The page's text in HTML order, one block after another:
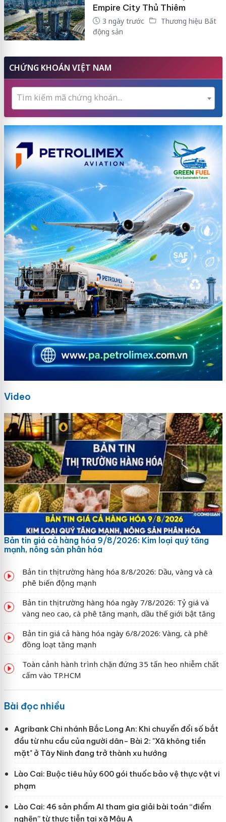
Empire City Thủ Thiêm
3 ngày trước
Thương hiệu Bất
động sản
CHỨNG KHOÁN VIỆT NAM
Tìm kiếm mã chứng khoán...
Video
Bản tin giá cả hàng hóa 9/8/2026: Kim loại quý tăng
mạnh, nông sản phân hóa
Bản tin thị trường hàng hóa 8/8/2026: Dầu, vàng và cà
phê biến động mạnh
Bản tin thị trường hàng hóa ngày 7/8/2026: Tỷ giá và
vàng neo cao, cà phê tăng mạnh, dầu thế giới bật tăng
Bản tin giá cả hàng hóa ngày 6/8/2026: Vàng, cà phê
đồng loạt tăng mạnh
Toàn cảnh hành trình chặn đứng 35 tấn heo nhiễm chất
cấm vào TP.HCM
Bài đọc nhiều
Agribank Chi nhánh Bắc Long An: Khi chuyển đổi số bắt
đầu từ nhu cầu của người dân- Bài 2: "Xã không tiền
mặt" ở Tây Ninh đang trở thành xu hướng
Lào Cai: Buộc tiêu hủy 600 gói thuốc bảo vệ thực vật vi
phạm
Lào Cai: 46 sản phẩm AI tham gia giải bài toán “điểm
nghẽn” từ thực tiễn tại xã Mậu A